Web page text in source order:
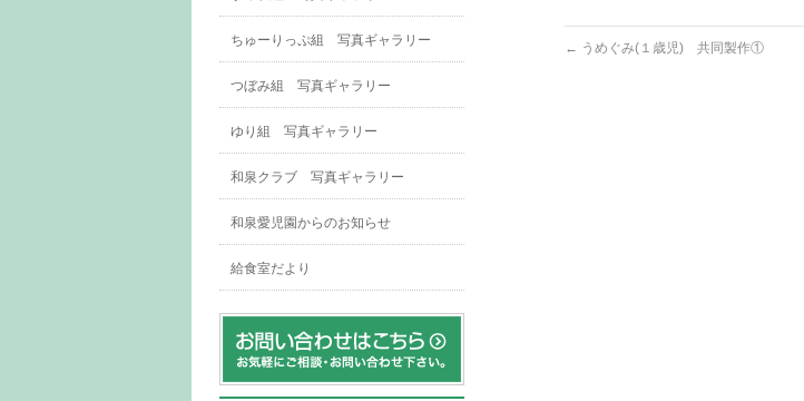
← うめぐみ(１歳児) 共同製作①
ちゅーりっぷ組 写真ギャラリー
つぼみ組 写真ギャラリー
ゆり組 写真ギャラリー
和泉クラブ 写真ギャラリー
和泉愛児園からのお知らせ
給食室だより